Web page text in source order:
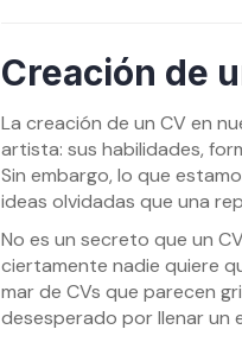
Creación de
La creación de un CV en
artista: sus habilidades,
Sin embargo, lo que
ideas olvidadas que una
No es un secreto que un
ciertamente nadie quiere
mar de CVs que parecen
desesperado por llenar un